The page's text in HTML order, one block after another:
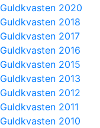
Guldkvasten 2020
Guldkvasten 2018
Guldkvasten 2017
Guldkvasten 2016
Guldkvasten 2015
Guldkvasten 2013
Guldkvasten 2012
Guldkvasten 2011
Guldkvasten 2010